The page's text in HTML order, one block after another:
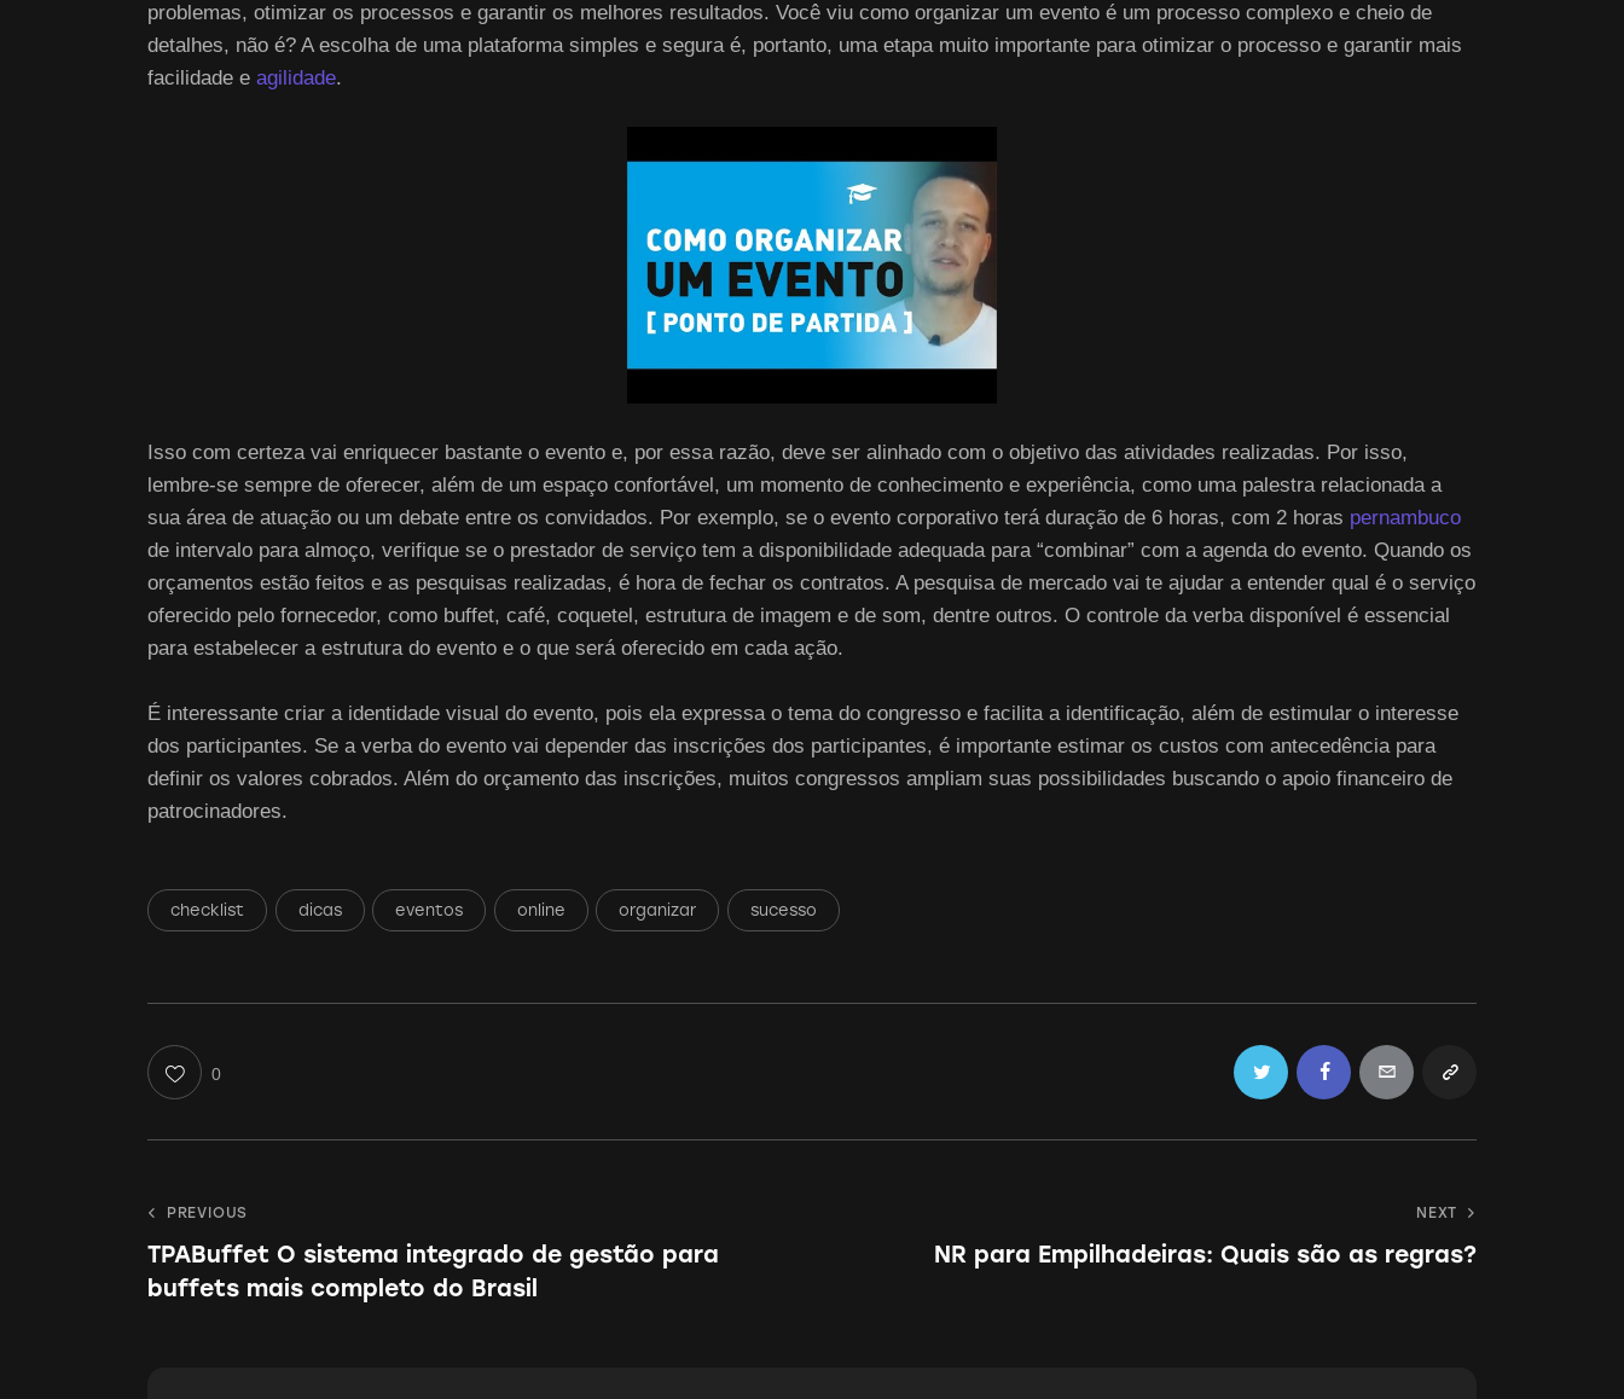
problemas, otimizar os processos e garantir os melhores resultados. Você viu como organizar um evento é um processo complexo e cheio de
detalhes, não é? A escolha de uma plataforma simples e segura é, portanto, uma etapa muito importante para otimizar o processo e garantir mais
facilidade e agilidade.
Isso com certeza vai enriquecer bastante o evento e, por essa razão, deve ser alinhado com o objetivo das atividades realizadas. Por isso,
lembre-se sempre de oferecer, além de um espaço confortável, um momento de conhecimento e experiência, como uma palestra relacionada a
sua área de atuação ou um debate entre os convidados. Por exemplo, se o evento corporativo terá duração de 6 horas, com 2 horas pernambuco
de intervalo para almoço, verifique se o prestador de serviço tem a disponibilidade adequada para “combinar” com a agenda do evento. Quando os
orçamentos estão feitos e as pesquisas realizadas, é hora de fechar os contratos. A pesquisa de mercado vai te ajudar a entender qual é o serviço
oferecido pelo fornecedor, como buffet, café, coquetel, estrutura de imagem e de som, dentre outros. O controle da verba disponível é essencial
para estabelecer a estrutura do evento e o que será oferecido em cada ação.
É interessante criar a identidade visual do evento, pois ela expressa o tema do congresso e facilita a identificação, além de estimular o interesse
dos participantes. Se a verba do evento vai depender das inscrições dos participantes, é importante estimar os custos com antecedência para
definir os valores cobrados. Além do orçamento das inscrições, muitos congressos ampliam suas possibilidades buscando o apoio financeiro de
patrocinadores.
checklist dicas eventos online organizar sucesso
0 Twitter FacebookEmail Copy
Navegação
de
PREVIOUS
TPABuffet O sistema integrado de gestão para
buffets mais completo do Brasil
NEXT
NR para Empilhadeiras: Quais são as regras?